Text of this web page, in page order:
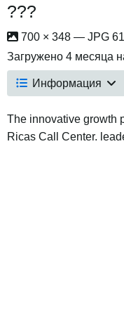
???
700 × 348 — JPG
Загружено 4 месяца
Информация
The innovative growth
Ricas Call Center.